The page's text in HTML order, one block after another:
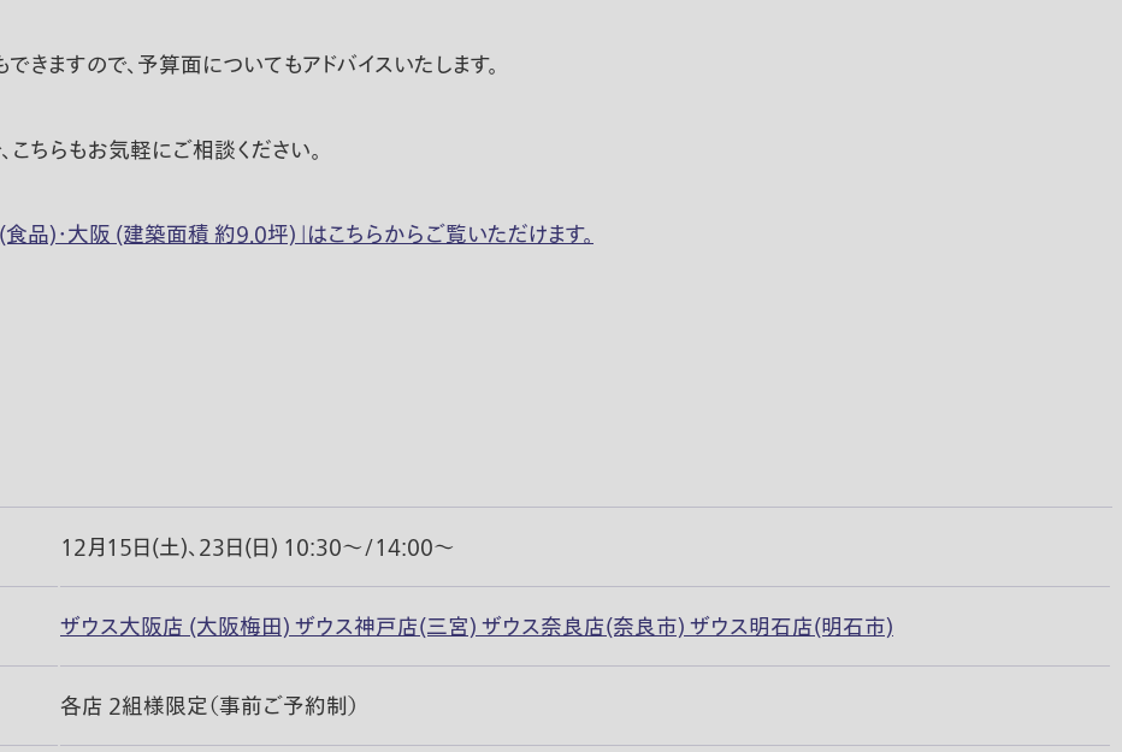
きますので、予算面についてもアドバイスいたします。
ちらもお気軽にご相談ください。
)・大阪 (建築面積 約9.0坪)」はこちらからご覧いただけます。
12月15日(土)、23日(日) 10:30〜/14:00〜
ザウス大阪店 (大阪梅田) ザウス神戸店(三宮) ザウス奈良店(奈良市) ザウス明石店(明石市)
各店 2組様限定（事前ご予約制）